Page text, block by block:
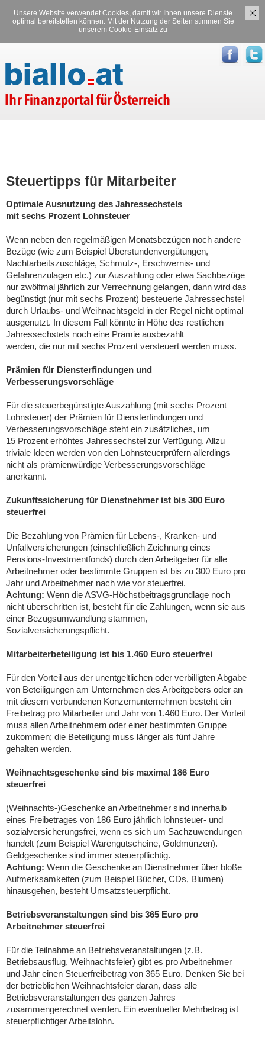
Unsere Website verwendet Cookies, damit wir Ihnen unsere Dienste
optimal bereitstellen können. Mit der Nutzung der Seiten stimmen Sie
unserem Cookie-Einsatz zu
Versicherungen Stromvergleich
Steuertipps für Mitarbeiter
Optimale Ausnutzung des Jahressechstels
mit sechs Prozent Lohnsteuer
Wenn neben den regelmäßigen Monatsbezügen noch andere
Bezüge (wie zum Beispiel Überstundenvergütungen,
Nachtarbeitszuschläge, Schmutz-, Erschwernis- und
Gefahrenzulagen etc.) zur Auszahlung oder etwa Sachbezüge
nur zwölfmal jährlich zur Verrechnung gelangen, dann wird das
begünstigt (nur mit sechs Prozent) besteuerte Jahressechstel
durch Urlaubs- und Weihnachtsgeld in der Regel nicht optimal
ausgenutzt. In diesem Fall könnte in Höhe des restlichen
Jahressechstels noch eine Prämie ausbezahlt
werden, die nur mit sechs Prozent versteuert werden muss.
Prämien für Diensterfindungen und
Verbesserungsvorschläge
Für die steuerbegünstigte Auszahlung (mit sechs Prozent
Lohnsteuer) der Prämien für Diensterfindungen und
Verbesserungsvorschläge steht ein zusätzliches, um
15 Prozent erhöhtes Jahressechstel zur Verfügung. Allzu
triviale Ideen werden von den Lohnsteuerprüfern allerdings
nicht als prämienwürdige Verbesserungsvorschläge
anerkannt.
Zukunftssicherung für Dienstnehmer ist bis 300 Euro
steuerfrei
Die Bezahlung von Prämien für Lebens-, Kranken- und
Unfallversicherungen (einschließlich Zeichnung eines
Pensions-Investmentfonds) durch den Arbeitgeber für alle
Arbeitnehmer oder bestimmte Gruppen ist bis zu 300 Euro pro
Jahr und Arbeitnehmer nach wie vor steuerfrei.
Achtung: Wenn die ASVG-Höchstbeitragsgrundlage noch
nicht überschritten ist, besteht für die Zahlungen, wenn sie aus
einer Bezugsumwandlung stammen,
Sozialversicherungspflicht.
Mitarbeiterbeteiligung ist bis 1.460 Euro steuerfrei
Für den Vorteil aus der unentgeltlichen oder verbilligten Abgabe
von Beteiligungen am Unternehmen des Arbeitgebers oder an
mit diesem verbundenen Konzernunternehmen besteht ein
Freibetrag pro Mitarbeiter und Jahr von 1.460 Euro. Der Vorteil
muss allen Arbeitnehmern oder einer bestimmten Gruppe
zukommen; die Beteiligung muss länger als fünf Jahre
gehalten werden.
Weihnachtsgeschenke sind bis maximal 186 Euro
steuerfrei
(Weihnachts-)Geschenke an Arbeitnehmer sind innerhalb
eines Freibetrages von 186 Euro jährlich lohnsteuer- und
sozialversicherungsfrei, wenn es sich um Sachzuwendungen
handelt (zum Beispiel Warengutscheine, Goldmünzen).
Geldgeschenke sind immer steuerpflichtig.
Achtung: Wenn die Geschenke an Dienstnehmer über bloße
Aufmerksamkeiten (zum Beispiel Bücher, CDs, Blumen)
hinausgehen, besteht Umsatzsteuerpflicht.
Betriebsveranstaltungen sind bis 365 Euro pro
Arbeitnehmer steuerfrei
Für die Teilnahme an Betriebsveranstaltungen (z.B.
Betriebsausflug, Weihnachtsfeier) gibt es pro Arbeitnehmer
und Jahr einen Steuerfreibetrag von 365 Euro. Denken Sie bei
der betrieblichen Weihnachtsfeier daran, dass alle
Betriebsveranstaltungen des ganzen Jahres
zusammengerechnet werden. Ein eventueller Mehrbetrag ist
steuerpflichtiger Arbeitslohn.